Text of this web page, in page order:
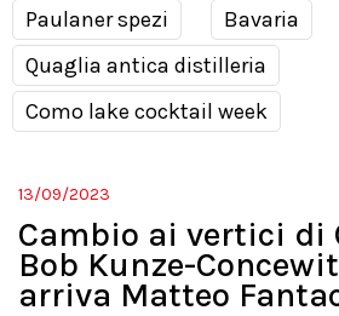
Paulaner spezi
Bavaria
Quaglia antica distilleria
Como lake cocktail week
13/09/2023
Cambio ai vertici di
Bob Kunze-
arriva Matteo